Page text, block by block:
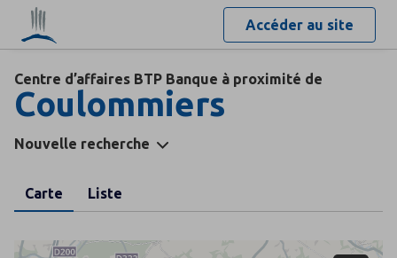
Accéder au site
Centre d’affaires BTP Banque à proximité de
Coulommiers
Nouvelle recherche
Carte Liste